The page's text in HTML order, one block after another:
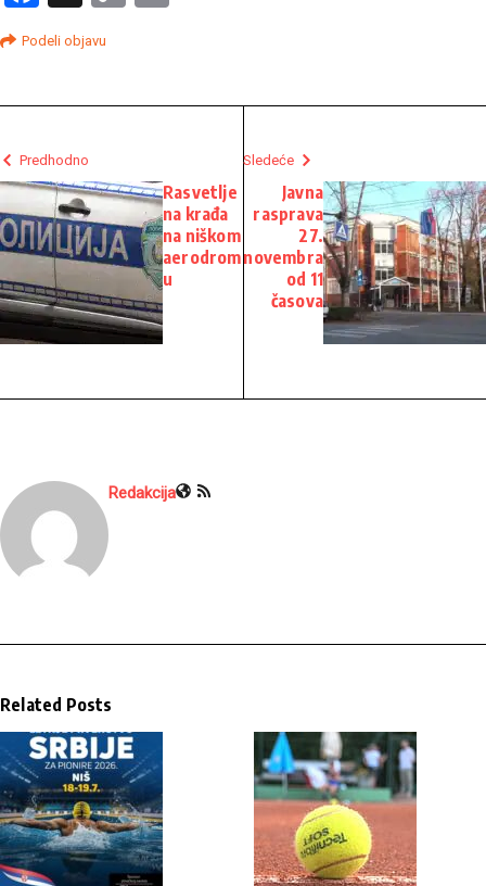
Podeli objavu
Predhodno
Rasvetlje
na krađa
na niškom
aerodrom
u
Sledeće
Javna
rasprava
27.
novembra
od 11
časova
Redakcija
Related Posts